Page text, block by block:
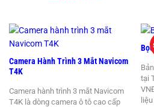
Camera Hành Trình 3 Mắt Navicom
T4K
Camera hành trình 3 mắt Navicom
T4K là dòng camera ô tô cao cấp
tại